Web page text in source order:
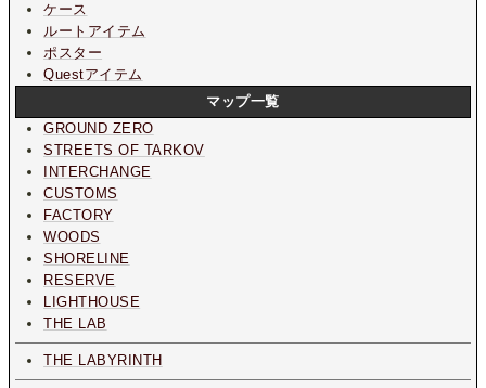
ケース
ルートアイテム
ポスター
Questアイテム
マップ一覧
GROUND ZERO
STREETS OF TARKOV
INTERCHANGE
CUSTOMS
FACTORY
WOODS
SHORELINE
RESERVE
LIGHTHOUSE
THE LAB
THE LABYRINTH